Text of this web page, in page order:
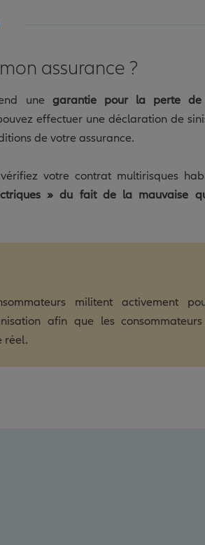
assurance ?
une garantie pour la perte de
effectuer une déclaration de
de votre assurance.
votre contrat multirisques
» du fait de la mauvaise
militent activement
afin que les
réel.